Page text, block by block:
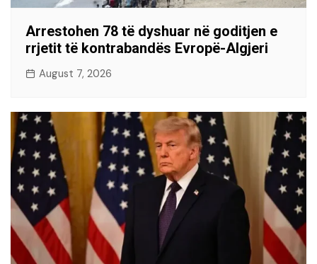
Arrestohen 78 të dyshuar në goditjen e
rrjetit të kontrabandës Evropë-Algjeri
August 7, 2026